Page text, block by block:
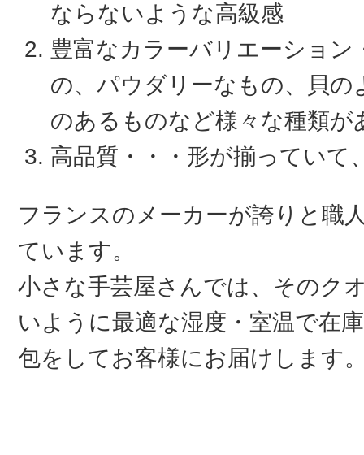
ならないような高級感
豊富なカラーバリエーション
の、パウダリーなもの、貝の
のあるものなど様々な種類が
高品質・・・形が揃っていて
フランスのメーカーが誇りと職
ています。
小さな手芸屋さんでは、そのク
いように最適な湿度・室温で在
包をしてお客様にお届けします